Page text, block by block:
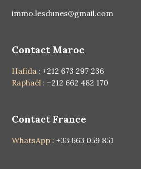
Contact France
WhatsApp : +33 663 059 851
Contact Maroc
Hafida : +212 673 297 236
Raphaël : +212 662 482 170
immo.lesdunes@gmail.com